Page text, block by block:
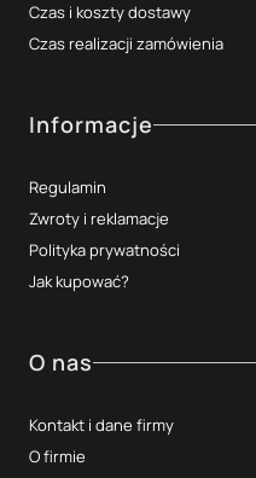
Czas i koszty dostawy
Czas realizacji zamówienia
Informacje
Regulamin
Zwroty i reklamacje
Polityka prywatności
Jak kupować?
O nas
Kontakt i dane firmy
O firmie